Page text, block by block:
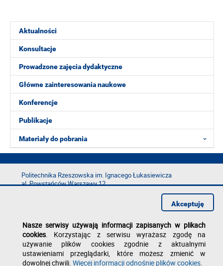
Aktualności
Konsultacje
Prowadzone zajęcia dydaktyczne
Główne zainteresowania naukowe
Konferencje
Publikacje
Materiały do pobrania
Politechnika Rzeszowska im. Ignacego Łukasiewicza
al. Powstańców Warszawy 12
e-mail:kancelaria@prz.edu.pl
Deklaracja dostępności
Polityka prywatności
Zgłoś błąd na stronie
Nasze serwisy używają informacji zapisanych w plikach
cookies. Korzystając z serwisu wyrażasz zgodę na
używanie plików cookies zgodnie z aktualnymi
ustawieniami przeglądarki, które możesz zmienić w
dowolnej chwili. Więcej informacji odnośnie plików cookies.
Akceptuję